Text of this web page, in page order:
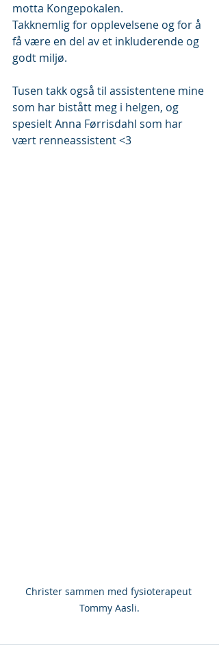
motta Kongepokalen.
Takknemlig for opplevelsene og for å
få være en del av et inkluderende og
godt miljø.
Tusen takk også til assistentene mine
som har bistått meg i helgen, og
spesielt Anna Førrisdahl som har
vært renneassistent <3
Christer sammen med fysioterapeut
Tommy Aasli.